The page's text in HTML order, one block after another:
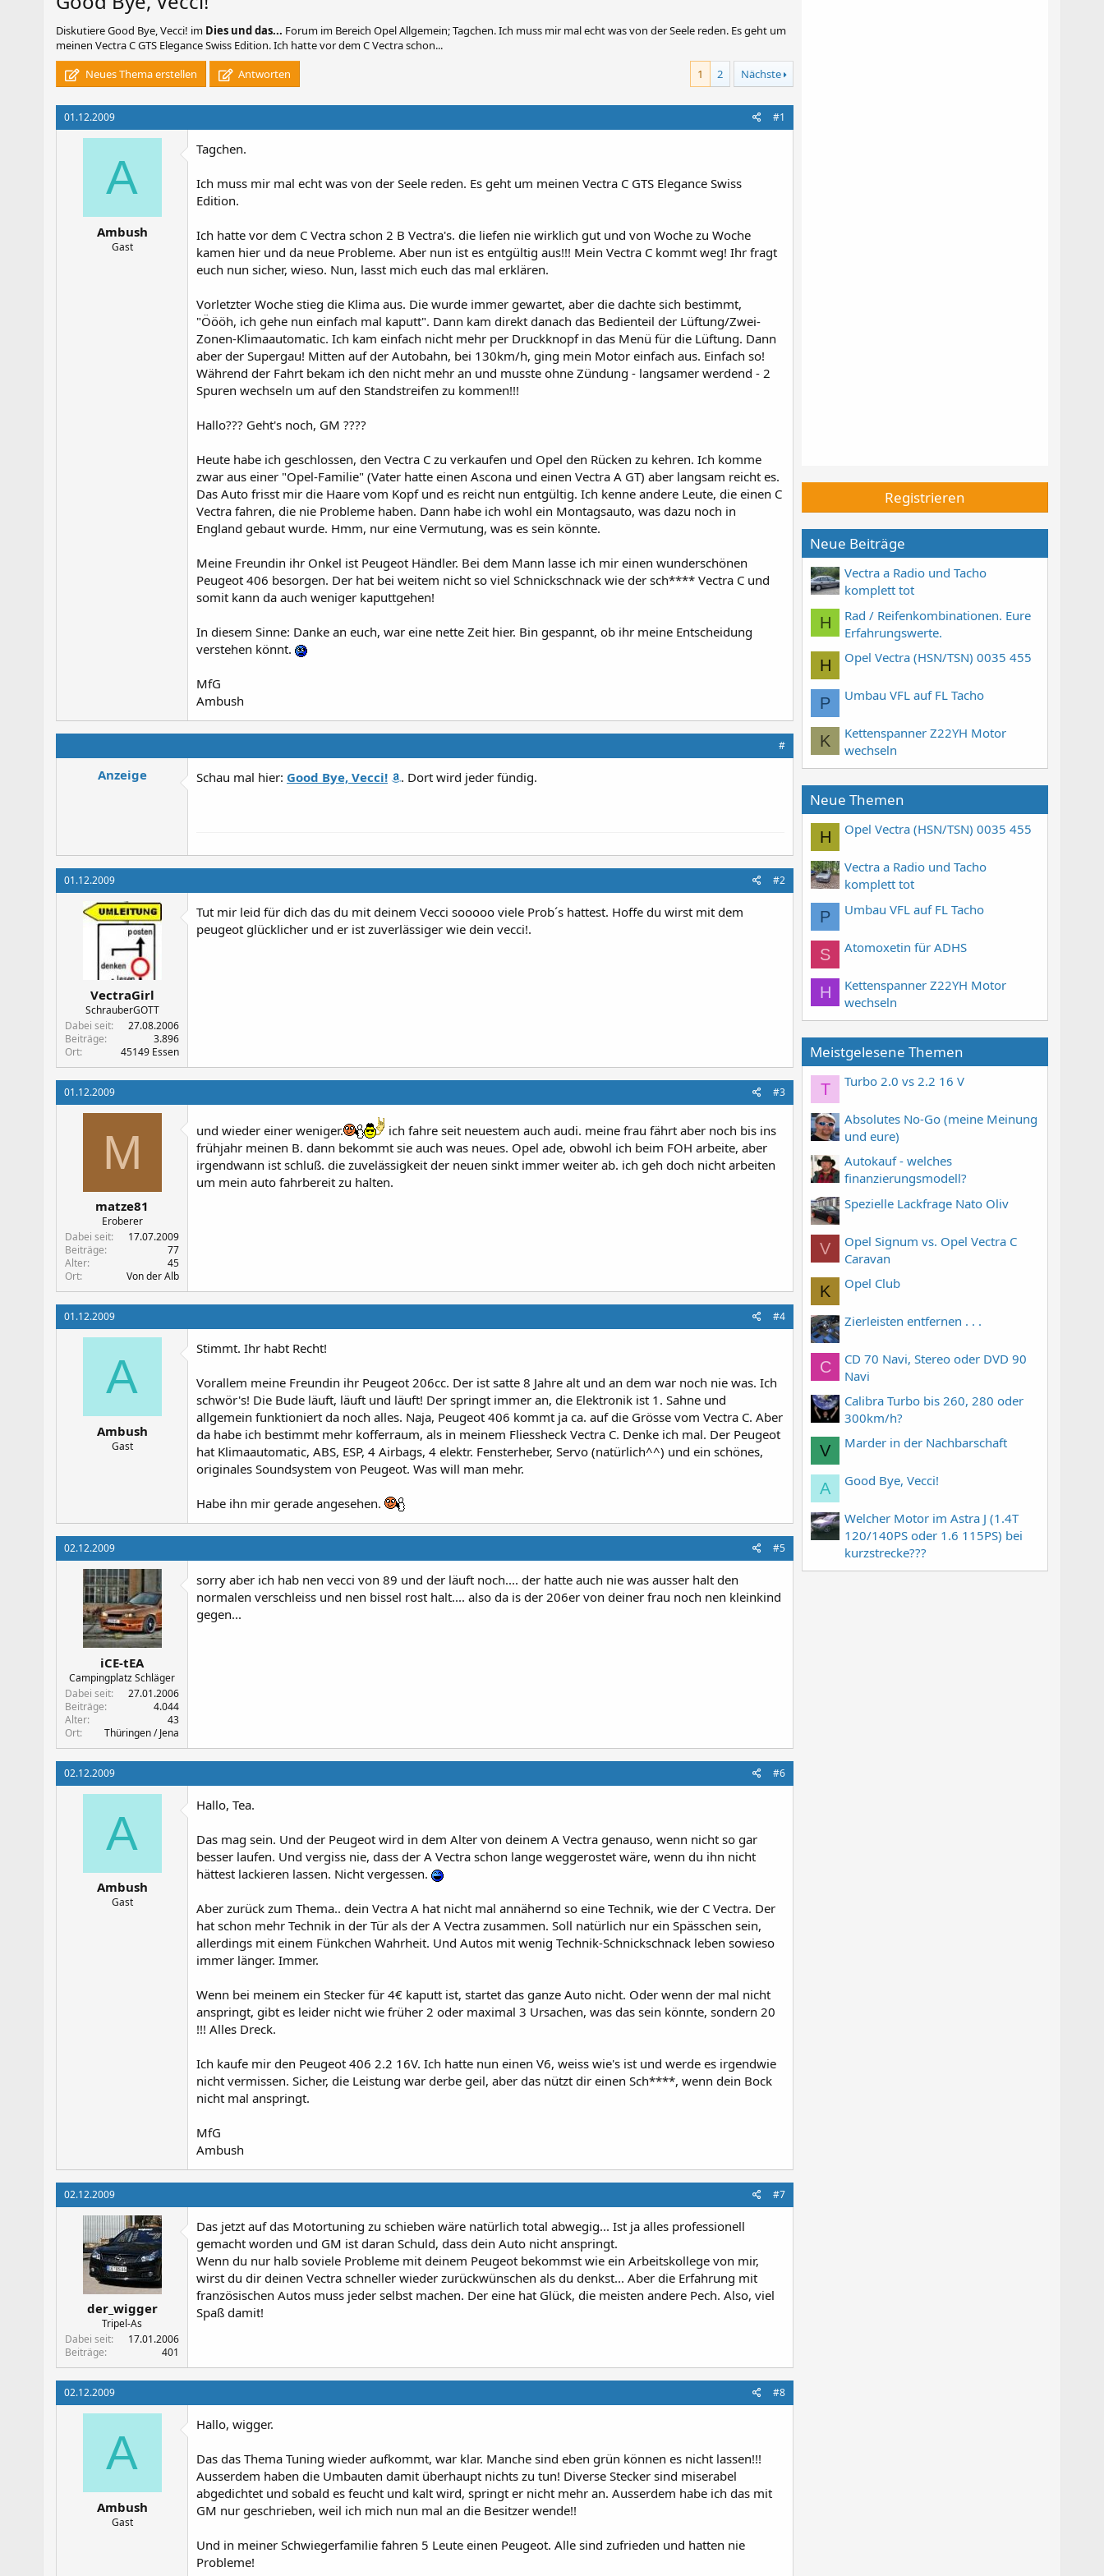
DiskutiereGood Bye, Vecci! im Dies und das... Forum im Bereich Opel Allgemein; Tagchen. Ich muss mir mal echt was von der Seele reden. Es geht um
meinen Vectra C GTS Elegance Swiss Edition. Ich hatte vor dem C Vectra schon...
Neues Thema erstellen
Antworten 1 2 Nächste
01.12.2009 #1
A
Ambush
Gast
Tagchen.
Ich muss mir mal echt was von der Seele reden. Es geht um meinen Vectra C GTS Elegance Swiss
Edition.
Ich hatte vor dem C Vectra schon 2 B Vectra's. die liefen nie wirklich gut und von Woche zu Woche
kamen hier und da neue Probleme. Aber nun ist es entgültig aus!!! Mein Vectra C kommt weg! Ihr fragt
euch nun sicher, wieso. Nun, lasst mich euch das mal erklären.
Vorletzter Woche stieg die Klima aus. Die wurde immer gewartet, aber die dachte sich bestimmt,
"Öööh, ich gehe nun einfach mal kaputt". Dann kam direkt danach das Bedienteil der Lüftung/Zwei-
Zonen-Klimaautomatic. Ich kam einfach nicht mehr per Druckknopf in das Menü für die Lüftung. Dann
aber der Supergau! Mitten auf der Autobahn, bei 130km/h, ging mein Motor einfach aus. Einfach so!
Während der Fahrt bekam ich den nicht mehr an und musste ohne Zündung - langsamer werdend - 2
Spuren wechseln um auf den Standstreifen zu kommen!!!
Hallo??? Geht's noch, GM ????
Heute habe ich geschlossen, den Vectra C zu verkaufen und Opel den Rücken zu kehren. Ich komme
zwar aus einer "Opel-Familie" (Vater hatte einen Ascona und einen Vectra A GT) aber langsam reicht es.
Das Auto frisst mir die Haare vom Kopf und es reicht nun entgültig. Ich kenne andere Leute, die einen C
Vectra fahren, die nie Probleme haben. Dann habe ich wohl ein Montagsauto, was dazu noch in
England gebaut wurde. Hmm, nur eine Vermutung, was es sein könnte.
Meine Freundin ihr Onkel ist Peugeot Händler. Bei dem Mann lasse ich mir einen wunderschönen
Peugeot 406 besorgen. Der hat bei weitem nicht so viel Schnickschnack wie der sch**** Vectra C und
somit kann da auch weniger kaputtgehen!
In diesem Sinne: Danke an euch, war eine nette Zeit hier. Bin gespannt, ob ihr meine Entscheidung
verstehen könnt.
MfG
Ambush
#
Anzeige Schau mal hier: Good Bye, Vecci! . Dort wird jeder fündig.
01.12.2009 #2
VectraGirl
SchrauberGOTT
Dabei seit
27.08.2006
Beiträge
3.896
Ort
45149 Essen
Tut mir leid für dich das du mit deinem Vecci sooooo viele Prob´s hattest. Hoffe du wirst mit dem
peugeot glücklicher und er ist zuverlässiger wie dein vecci!.
01.12.2009 #3
M
matze81
Eroberer
Dabei seit
17.07.2009
Beiträge
77
Alter
45
Ort
Von der Alb
und wieder einer weniger.
ich fahre seit neuestem auch audi. meine frau fährt aber noch bis ins
frühjahr meinen B. dann bekommt sie auch was neues. Opel ade, obwohl ich beim FOH arbeite, aber
irgendwann ist schluß. die zuvelässigkeit der neuen sinkt immer weiter ab. ich geh doch nicht arbeiten
um mein auto fahrbereit zu halten.
01.12.2009 #4
A
Ambush
Gast
Stimmt. Ihr habt Recht!
Vorallem meine Freundin ihr Peugeot 206cc. Der ist satte 8 Jahre alt und an dem war noch nie was. Ich
schwör's! Die Bude läuft, läuft und läuft! Der springt immer an, die Elektronik ist 1. Sahne und
allgemein funktioniert da noch alles. Naja, Peugeot 406 kommt ja ca. auf die Grösse vom Vectra C. Aber
da habe ich bestimmt mehr kofferraum, als in meinem Fliessheck Vectra C. Denke ich mal. Der Peugeot
hat Klimaautomatic, ABS, ESP, 4 Airbags, 4 elektr. Fensterheber, Servo (natürlich^^) und ein schönes,
originales Soundsystem von Peugeot. Was will man mehr.
Habe ihn mir gerade angesehen.
02.12.2009 #5
iCE-tEA
Campingplatz Schläger
Dabei seit
27.01.2006
Beiträge
4.044
Alter
43
Ort
Thüringen / Jena
sorry aber ich hab nen vecci von 89 und der läuft noch.... der hatte auch nie was ausser halt den
normalen verschleiss und nen bissel rost halt.... also da is der 206er von deiner frau noch nen kleinkind
gegen...
02.12.2009 #6
A
Ambush
Gast
Hallo, Tea.
Das mag sein. Und der Peugeot wird in dem Alter von deinem A Vectra genauso, wenn nicht so gar
besser laufen. Und vergiss nie, dass der A Vectra schon lange weggerostet wäre, wenn du ihn nicht
hättest lackieren lassen. Nicht vergessen.
Aber zurück zum Thema.. dein Vectra A hat nicht mal annähernd so eine Technik, wie der C Vectra. Der
hat schon mehr Technik in der Tür als der A Vectra zusammen. Soll natürlich nur ein Spässchen sein,
allerdings mit einem Fünkchen Wahrheit. Und Autos mit wenig Technik-Schnickschnack leben sowieso
immer länger. Immer.
Wenn bei meinem ein Stecker für 4€ kaputt ist, startet das ganze Auto nicht. Oder wenn der mal nicht
anspringt, gibt es leider nicht wie früher 2 oder maximal 3 Ursachen, was das sein könnte, sondern 20
!!! Alles Dreck.
Ich kaufe mir den Peugeot 406 2.2 16V. Ich hatte nun einen V6, weiss wie's ist und werde es irgendwie
nicht vermissen. Sicher, die Leistung war derbe geil, aber das nützt dir einen Sch****, wenn dein Bock
nicht mal anspringt.
MfG
Ambush
02.12.2009 #7
der_wigger
Tripel-As
Dabei seit
17.01.2006
Beiträge
401
Das jetzt auf das Motortuning zu schieben wäre natürlich total abwegig... Ist ja alles professionell
gemacht worden und GM ist daran Schuld, dass dein Auto nicht anspringt.
Wenn du nur halb soviele Probleme mit deinem Peugeot bekommst wie ein Arbeitskollege von mir,
wirst du dir deinen Vectra schneller wieder zurückwünschen als du denkst... Aber die Erfahrung mit
französischen Autos muss jeder selbst machen. Der eine hat Glück, die meisten andere Pech. Also, viel
Spaß damit!
02.12.2009 #8
A
Ambush
Gast
Hallo, wigger.
Das das Thema Tuning wieder aufkommt, war klar. Manche sind eben grün können es nicht lassen!!!
Ausserdem haben die Umbauten damit überhaupt nichts zu tun! Diverse Stecker sind miserabel
abgedichtet und sobald es feucht und kalt wird, springt er nicht mehr an. Ausserdem habe ich das mit
GM nur geschrieben, weil ich mich nun mal an die Besitzer wende!!
Und in meiner Schwiegerfamilie fahren 5 Leute einen Peugeot. Alle sind zufrieden und hatten nie
Probleme!
Registrieren
Neue Beiträge
Vectra a Radio und Tacho
komplett tot
H
Rad / Reifenkombinationen. Eure
Erfahrungswerte.
H Opel Vectra (HSN/TSN) 0035 455
P Umbau VFL auf FL Tacho
K
Kettenspanner Z22YH Motor
wechseln
Neue Themen
H Opel Vectra (HSN/TSN) 0035 455
Vectra a Radio und Tacho
komplett tot
P Umbau VFL auf FL Tacho
S Atomoxetin für ADHS
H
Kettenspanner Z22YH Motor
wechseln
Meistgelesene Themen
T Turbo 2.0 vs 2.2 16 V
Absolutes No-Go (meine Meinung
und eure)
Autokauf - welches
finanzierungsmodell?
Spezielle Lackfrage Nato Oliv
V
Opel Signum vs. Opel Vectra C
Caravan
K Opel Club
Zierleisten entfernen . . .
C
CD 70 Navi, Stereo oder DVD 90
Navi
Calibra Turbo bis 260, 280 oder
300km/h?
V Marder in der Nachbarschaft
A Good Bye, Vecci!
Welcher Motor im Astra J (1.4T
120/140PS oder 1.6 115PS) bei
kurzstrecke???